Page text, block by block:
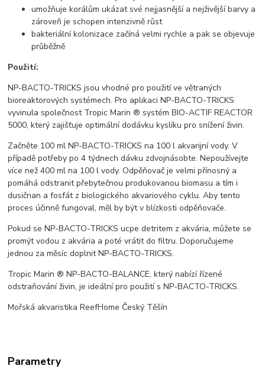
umožňuje korálům ukázat své nejjasnější a nejživější barvy a
zároveň je schopen intenzivně růst
bakteriální kolonizace začíná velmi rychle a pak se objevuje
průběžně
Použití:
NP-BACTO-TRICKS jsou vhodné pro použití ve větraných
bioreaktorových systémech. Pro aplikaci NP-BACTO-TRICKS
vyvinula společnost Tropic Marin ® systém BIO-ACTIF REACTOR
5000, který zajišťuje optimální dodávku kyslíku pro snížení živin.
Začněte 100 ml NP-BACTO-TRICKS na 100 l akvarijní vody. V
případě potřeby po 4 týdnech dávku zdvojnásobte. Nepoužívejte
více než 400 ml na 100 l vody. Odpěňovač je velmi přínosný a
pomáhá odstranit přebytečnou produkovanou biomasu a tím i
dusičnan a fosfát z biologického akvariového cyklu. Aby tento
proces účinně fungoval, měl by být v blízkosti odpěňovače.
Pokud se NP-BACTO-TRICKS ucpe detritem z akvária, můžete se
promýt vodou z akvária a poté vrátit do filtru. Doporučujeme
jednou za měsíc doplnit NP-BACTO-TRICKS.
Tropic Marin ® NP-BACTO-BALANCE, který nabízí řízené
odstraňování živin, je ideální pro použití s NP-BACTO-TRICKS.
Mořská akvaristika ReefHome Český Těšín
Parametry